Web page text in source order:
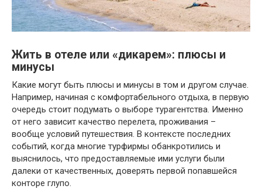
Жить в отеле или «дикарем»: плюсы и
минусы
Какие могут быть плюсы и минусы в том и другом случае.
Например, начиная с комфортабельного отдыха, в первую
очередь стоит подумать о выборе турагентства. Именно
от него зависит качество перелета, проживания –
вообще условий путешествия. В контексте последних
событий, когда многие турфирмы обанкротились и
выяснилось, что предоставляемые ими услуги были
далеки от качественных, доверять первой попавшейся
конторе глупо.